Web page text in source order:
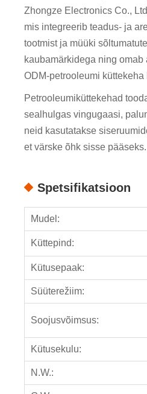
Zhongze Electronics Co.,
mis integreerib teadus- ja
tootmist ja müüki
kaubamärkidega ning omab
ODM-petrooleumi küttekeha
Petrooleumiküttekehad
sealhulgas vingugaasi,
neid kasutatakse
et värske õhk sisse pääseks.
Spetsifikatsioon
Mudel:
Küttepind:
Kütusepaak:
Süüterežiim:
Soojusvõimsus:
Kütusekulu:
N.W.: